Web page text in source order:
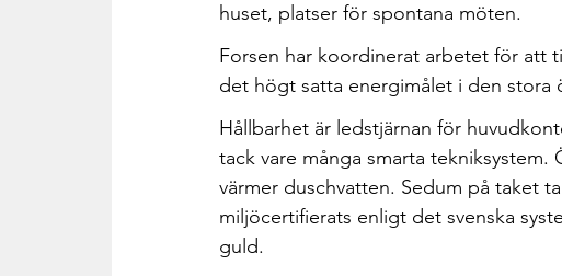
huset, platser för spontana möten.
Forsen har koordinerat arbetet för att
det högt satta energimålet i den stora
Hållbarhet är ledstjärnan för
tack vare många smarta
värmer duschvatten. Sedum på taket
miljöcertifierats enligt det svenska
guld.